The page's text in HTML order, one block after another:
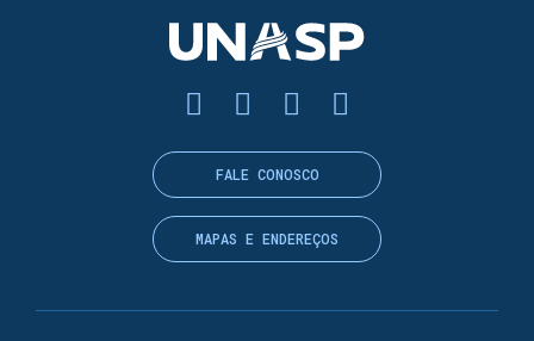
FALE CONOSCO
MAPAS E ENDEREÇOS